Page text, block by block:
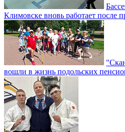
Климовске вновь работает после
вошли в жизнь подольских